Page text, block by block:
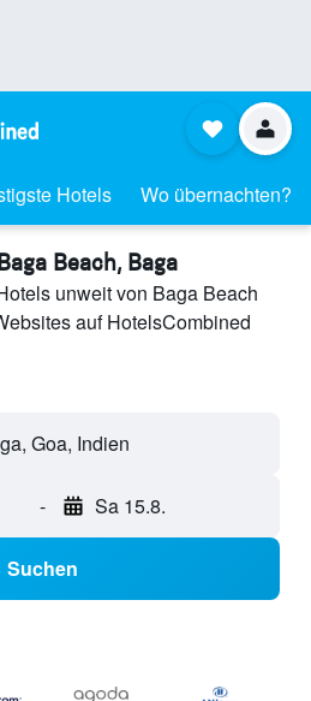
Hotels Wo übernachten?
Beach, Baga
unweit von Baga Beach
auf HotelsCombined
Goa, Indien
- Sa 15.8.
Suchen